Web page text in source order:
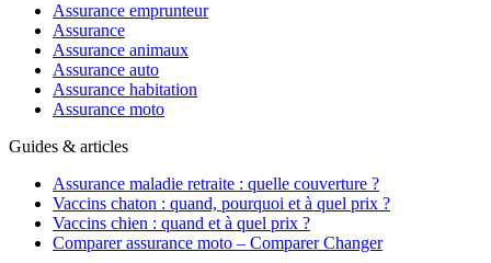
Assurance emprunteur
Assurance
Assurance animaux
Assurance auto
Assurance habitation
Assurance moto
Guides & articles
Assurance maladie retraite : quelle couverture ?
Vaccins chaton : quand, pourquoi et à quel prix ?
Vaccins chien : quand et à quel prix ?
Comparer assurance moto – Comparer Changer